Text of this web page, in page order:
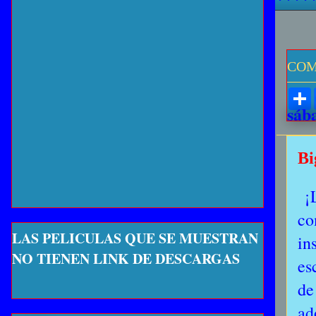
r
LAS PELICULAS QUE SE MUESTRAN
NO TIENEN LINK DE DESCARGAS